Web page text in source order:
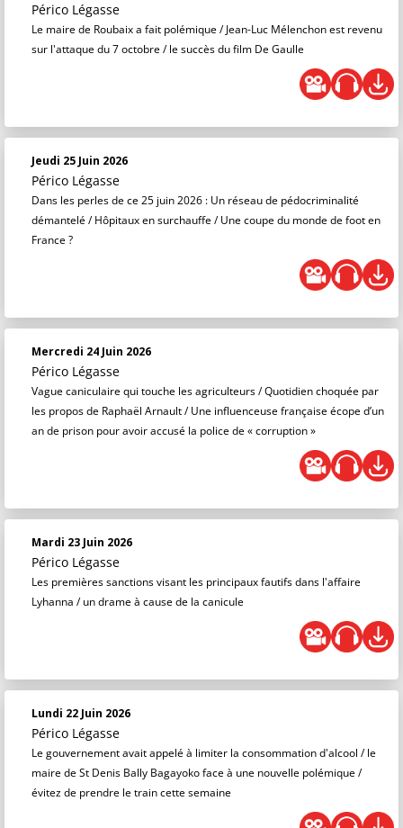
Périco Légasse
Le maire de Roubaix a fait polémique / Jean-Luc Mélenchon est revenu
sur l'attaque du 7 octobre / le succès du film De Gaulle
Jeudi 25 Juin 2026
Périco Légasse
Dans les perles de ce 25 juin 2026 : Un réseau de pédocriminalité
démantelé / Hôpitaux en surchauffe / Une coupe du monde de foot en
France ?
Mercredi 24 Juin 2026
Périco Légasse
Vague caniculaire qui touche les agriculteurs / Quotidien choquée par
les propos de Raphaël Arnault / Une influenceuse française écope d’un
an de prison pour avoir accusé la police de « corruption »
Mardi 23 Juin 2026
Périco Légasse
Les premières sanctions visant les principaux fautifs dans l'affaire
Lyhanna / un drame à cause de la canicule
Lundi 22 Juin 2026
Périco Légasse
Le gouvernement avait appelé à limiter la consommation d'alcool / le
maire de St Denis Bally Bagayoko face à une nouvelle polémique /
évitez de prendre le train cette semaine